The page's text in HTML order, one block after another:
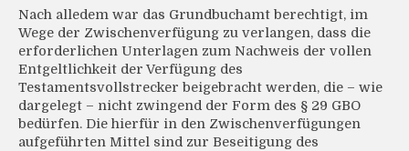
Nach alledem war das Grundbuchamt berechtigt, im
Wege der Zwischenverfügung zu verlangen, dass die
erforderlichen Unterlagen zum Nachweis der vollen
Entgeltlichkeit der Verfügung des
Testamentsvollstrecker beigebracht werden, die – wie
dargelegt – nicht zwingend der Form des § 29 GBO
bedürfen. Die hierfür in den Zwischenverfügungen
aufgeführten Mittel sind zur Beseitigung des